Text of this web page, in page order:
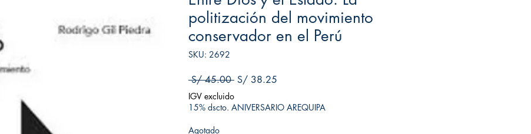
politización del movimiento
conservador en el Perú
SKU: 2692
S/ 45.00 Precio
S/ 38.25
IGV excluido
15% dscto. ANIVERSARIO AREQUIPA
Agotado